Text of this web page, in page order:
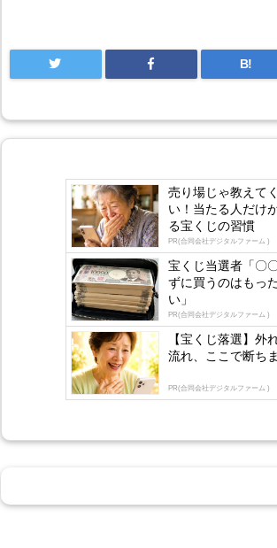
B!
売り場じゃ教えて
い！当たる人だけ
る宝くじの習慣
PR(合同会社デジタルファーム )
宝くじ当選者「〇
ずに買うのはもっ
い」
PR(合同会社デジタルファーム )
【宝くじ落選】外
流れ、ここで断ち
PR(合同会社デジタルファーム )